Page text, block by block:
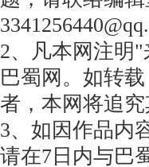
2、凡本网注明
巴蜀网。如转
者，本网将追究
3、如因作品内
请在7日内与巴